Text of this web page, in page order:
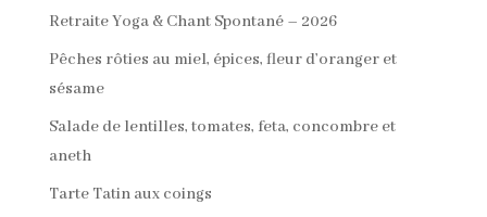
Retraite Yoga & Chant Spontané – 2026
Pêches rôties au miel, épices, fleur d’oranger et
sésame
Salade de lentilles, tomates, feta, concombre et
aneth
Tarte Tatin aux coings